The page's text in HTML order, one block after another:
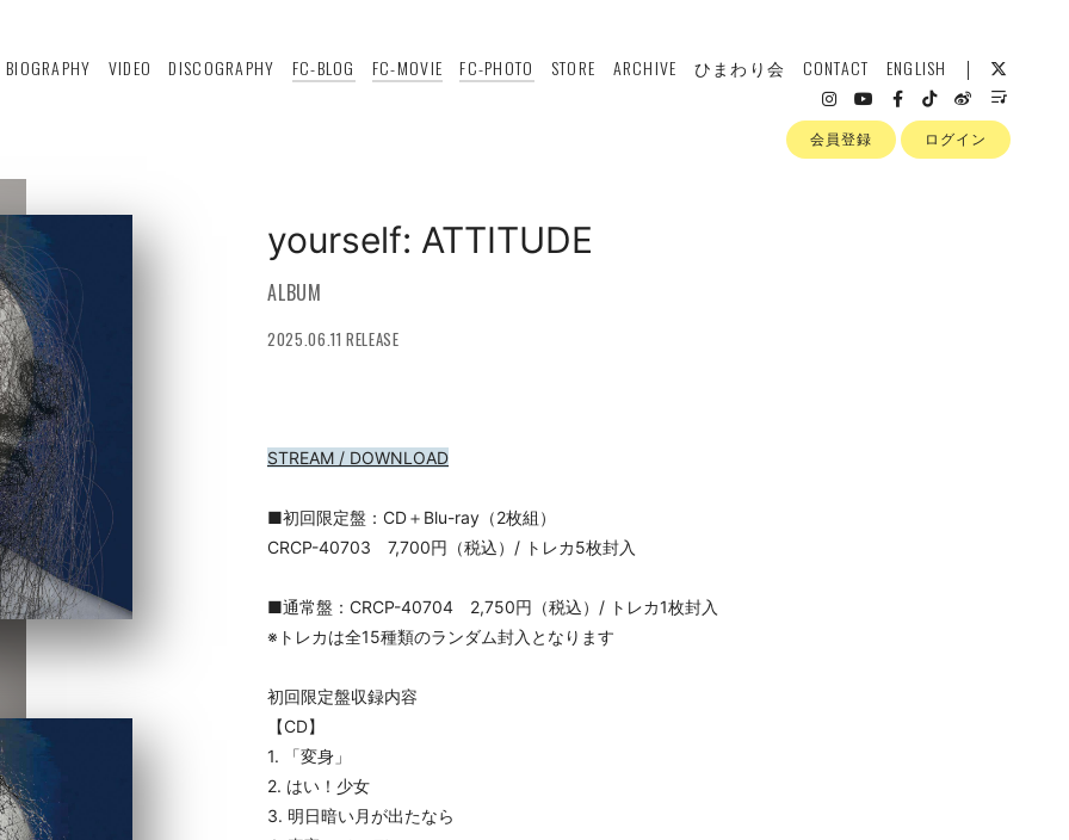
BIOGRAPHY VIDEO DISCOGRAPHY FC-BLOG FC-MOVIE FC-PHOTO STORE ARCHIVE ひまわり会 CONTACT ENGLISH
会員登録 ログイン
yourself: ATTITUDE
ALBUM
2025.06.11 RELEASE
STREAM / DOWNLOAD
■初回限定盤：CD＋Blu-ray（2枚組）
CRCP-40703 7,700円（税込）/ トレカ5枚封入
■通常盤：CRCP-40704 2,750円（税込）/ トレカ1枚封入
※トレカは全15種類のランダム封入となります
初回限定盤収録内容
【CD】
1. 「変身」
2. はい！少女
3. 明日暗い月が出たなら